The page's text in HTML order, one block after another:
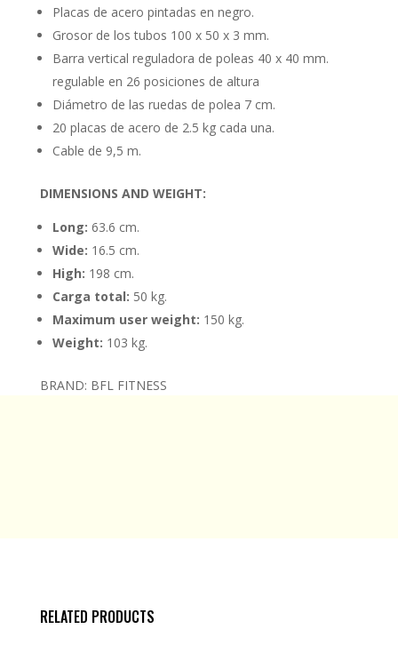
Placas de acero pintadas en negro.
Grosor de los tubos 100 x 50 x 3 mm.
Barra vertical reguladora de poleas 40 x 40 mm.
regulable en 26 posiciones de altura
Diámetro de las ruedas de polea 7 cm.
20 placas de acero de 2.5 kg cada una.
Cable de 9,5 m.
DIMENSIONS AND WEIGHT:
Long: 63.6 cm.
Wide: 16.5 cm.
High: 198 cm.
Carga total: 50 kg.
Maximum user weight: 150 kg.
Weight: 103 kg.
BRAND: BFL FITNESS
RELATED PRODUCTS